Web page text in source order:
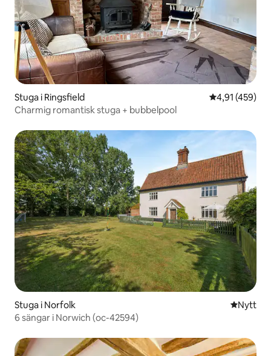
Stuga i Ringsfield 4,91 av 5 i
4,91 (459)
Charmig romantisk stuga + bubbelpool
Stuga i Norfolk NyttNytt
6 sängar i Norwich (oc-42594)